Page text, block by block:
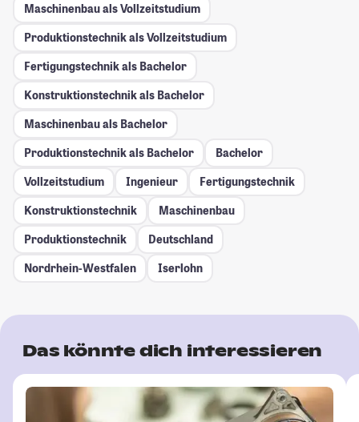
Maschinenbau als Vollzeitstudium
Produktionstechnik als Vollzeitstudium
Fertigungstechnik als Bachelor
Konstruktionstechnik als Bachelor
Maschinenbau als Bachelor
Produktionstechnik als Bachelor
Bachelor
Vollzeitstudium
Ingenieur
Fertigungstechnik
Konstruktionstechnik
Maschinenbau
Produktionstechnik
Deutschland
Nordrhein-Westfalen
Iserlohn
Das könnte dich interessieren